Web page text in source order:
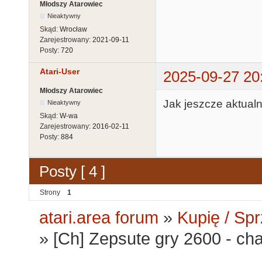
Młodszy Atarowiec
Nieaktywny
Skąd: Wrocław
Zarejestrowany: 2021-09-11
Posty: 720
Atari-User 2025-09-27
Młodszy Atarowiec
Nieaktywny
Skąd: W-wa
Zarejestrowany: 2016-02-11
Posty: 884
Jak jeszcze
Posty [ 4 ]
Strony 1
atari.area forum » Kupię /
» [Ch] Zepsute gry 2600 -